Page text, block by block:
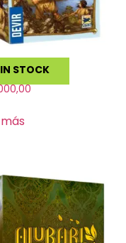
STOCK
Age